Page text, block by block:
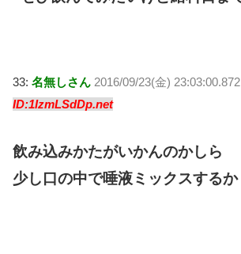
33: 名無しさん 2016/09/23(金) 23:03:00.872
ID:1IzmLSdDp.net
飲み込みかたがいかんのかしら
少し口の中で唾液ミックスするか